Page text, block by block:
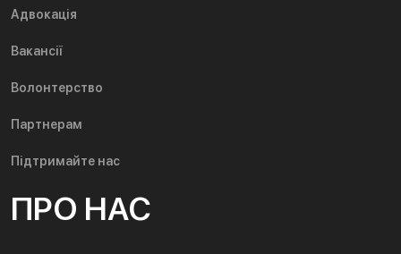
Адвокація
Вакансії
Волонтерство
Партнерам
Підтримайте нас
ПРО НАС